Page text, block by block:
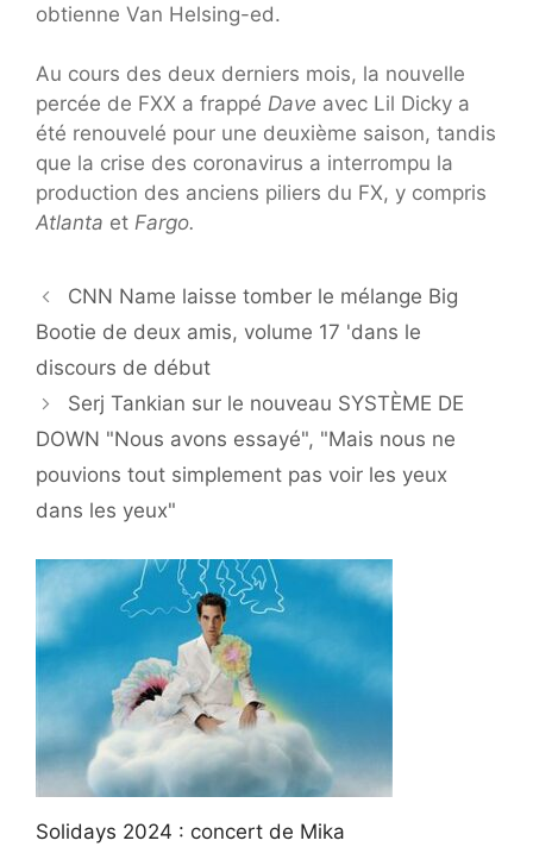
obtienne Van Helsing-ed.
Au cours des deux derniers mois, la nouvelle
percée de FXX a frappé Dave avec Lil Dicky a
été renouvelé pour une deuxième saison, tandis
que la crise des coronavirus a interrompu la
production des anciens piliers du FX, y compris
Atlanta et Fargo.
CNN Name laisse tomber le mélange Big
Bootie de deux amis, volume 17 'dans le
discours de début
Serj Tankian sur le nouveau SYSTÈME DE
DOWN "Nous avons essayé", "Mais nous ne
pouvions tout simplement pas voir les yeux
dans les yeux"
Solidays 2024 : concert de Mika